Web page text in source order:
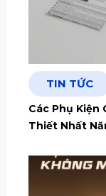
TIN TỨC
Các Phụ Kiện
Thiết Nhất